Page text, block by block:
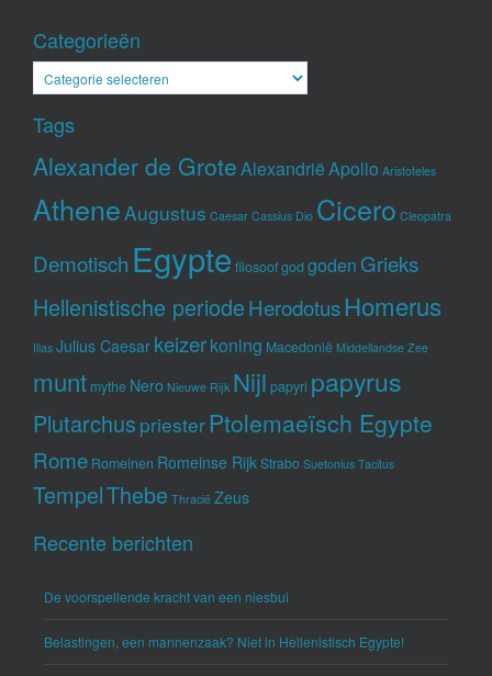
Categorieën
Categorieën
Tags
Alexander de GroteAlexandriëApollo Aristoteles
AtheneAugustus Caesar Cassius Dio Cicero Cleopatra
Demotisch Egypte filosoofgod goden Grieks
Hellenistische periodeHerodotusHomerus
Ilias Julius Caesar keizerkoning Macedonië Middellandse Zee
munt mythe Nero Nieuwe Rijk Nijl papyri papyrus
Plutarchus priester Ptolemaeïsch Egypte
Rome Romeinen Romeinse RijkStrabo Suetonius Tacitus
TempelThebe Thracië Zeus
Recente berichten
De voorspellende kracht van een niesbui
Belastingen, een mannenzaak? Niet in Hellenistisch Egypte!